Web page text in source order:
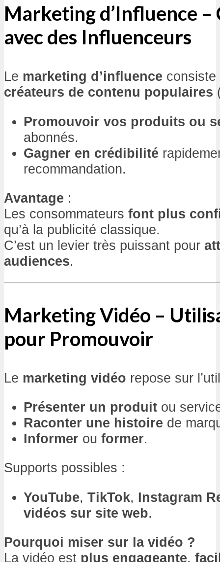
Marketing d’Influence
avec des Influenceurs
Le marketing d’influence
créateurs de contenu populaires
Promouvoir vos produits ou
abonnés.
Gagner en crédibilité
recommandation.
Avantage :
Les consommateurs font plus
qu’à la publicité classique.
C’est un levier très puissant pour
audiences.
Marketing Vidéo –
pour Promouvoir
Le marketing vidéo repose sur
Présenter un produit ou
Raconter une histoire de
Informer ou former.
Supports possibles :
YouTube, TikTok, Instagram
vidéos sur site web.
Pourquoi miser sur la vidéo ?
La vidéo est plus engageante,